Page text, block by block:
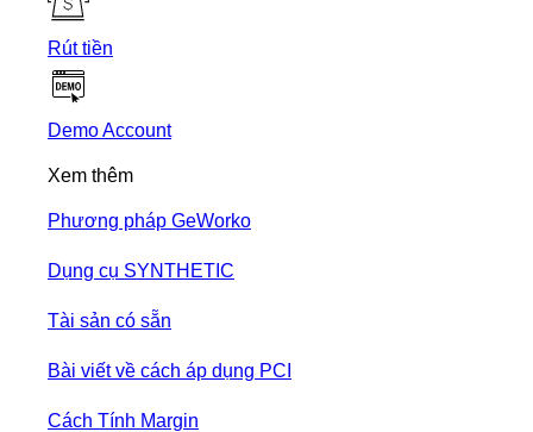
Rút tiền
Demo Account
Xem thêm
Phương pháp GeWorko
Dụng cụ SYNTHETIC
Tài sản có sẵn
Bài viết về cách áp dụng PCI
Cách Tính Margin